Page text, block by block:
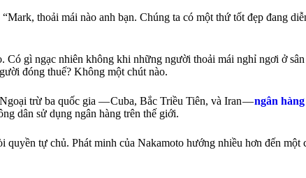
thoải mái nào anh bạn. Chúng ta có một thứ tốt đẹp đang
gì ngạc nhiên không khi những người thoải mái nghỉ ngơi ở sân
đóng thuế? Không một chút nào.
trừ ba quốc gia — Cuba, Bắc Triều Tiên, và Iran —ngân
dân sử dụng ngân hàng trên thế giới.
tự chủ. Phát minh của Nakamoto hướng nhiều hơn đến một